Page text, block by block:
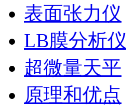
表面张力仪
LB膜分析仪
超微量天平
原理和优点